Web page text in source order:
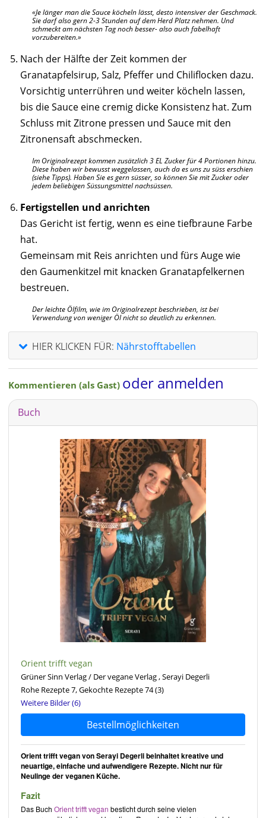
Je länger man die Sauce köcheln lässt, desto intensiver der Geschmack.
Sie darf also gern 2-3 Stunden auf dem Herd Platz nehmen. Und
schmeckt am nächsten Tag noch besser- also auch fabelhaft
vorzubereiten.
Nach der Hälfte der Zeit kommen der
Granatapfelsirup, Salz, Pfeffer und Chiliflocken dazu.
Vorsichtig unterrühren und weiter köcheln lassen,
bis die Sauce eine cremig dicke Konsistenz hat. Zum
Schluss mit Zitrone pressen und Sauce mit den
Zitronensaft abschmecken.
Im Originalrezept kommen zusätzlich 3 EL Zucker für 4 Portionen hinzu.
Diese haben wir bewusst weggelassen, auch da es uns zu süss erschien
(siehe Tipps). Haben Sie es gern süsser, so können Sie mit Zucker oder
jedem beliebigen Süssungsmittel nachsüssen.
Fertigstellen und anrichten
Das Gericht ist fertig, wenn es eine tiefbraune Farbe
hat.
Gemeinsam mit Reis anrichten und fürs Auge wie
den Gaumenkitzel mit knacken Granatapfelkernen
bestreuen.
Der leichte Ölfilm, wie im Originalrezept beschrieben, ist bei
Verwendung von weniger Öl nicht so deutlich zu erkennen.
HIER KLICKEN FÜR: Nährstofftabellen
Kommentieren (als Gast) oder anmelden
Buch
Orient trifft vegan
Grüner Sinn Verlag / Der vegane Verlag , Serayi Degerli
Rohe Rezepte 7, Gekochte Rezepte 74(3)
Weitere Bilder (6)
Bestellmöglichkeiten
Orient trifft vegan von Serayi Degerli beinhaltet kreative und
neuartige, einfache und aufwendigere Rezepte. Nicht nur für
Neulinge der veganen Küche.
Fazit
Das Buch Orient trifft vegan besticht durch seine vielen